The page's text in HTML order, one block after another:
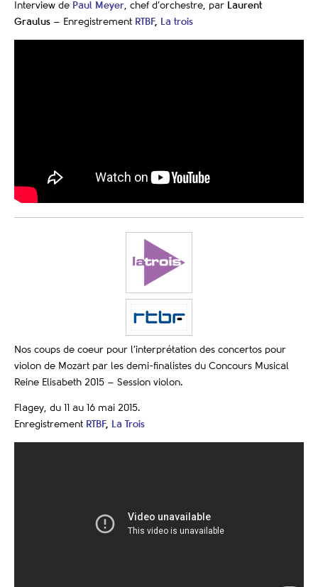
Interview de Paul Meyer, chef d’orchestre, par Laurent
Graulus – Enregistrement RTBF, La trois
Nos coups de coeur pour l’interprétation des concertos pour
violon de Mozart par les demi-finalistes du Concours Musical
Reine Elisabeth 2015 – Session violon.
Flagey, du 11 au 16 mai 2015.
Enregistrement RTBF, La Trois